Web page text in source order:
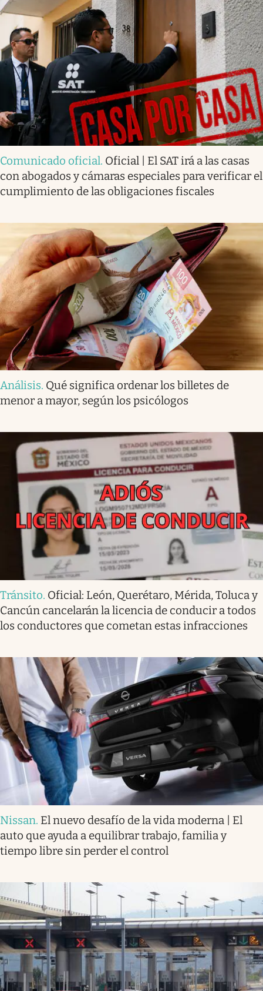
Comunicado oficial. Oficial | El SAT irá a las casas
con abogados y cámaras especiales para verificar el
cumplimiento de las obligaciones fiscales
Análisis. Qué significa ordenar los billetes de
menor a mayor, según los psicólogos
Tránsito. Oficial: León, Querétaro, Mérida, Toluca y
Cancún cancelarán la licencia de conducir a todos
los conductores que cometan estas infracciones
Nissan. El nuevo desafío de la vida moderna | El
auto que ayuda a equilibrar trabajo, familia y
tiempo libre sin perder el control